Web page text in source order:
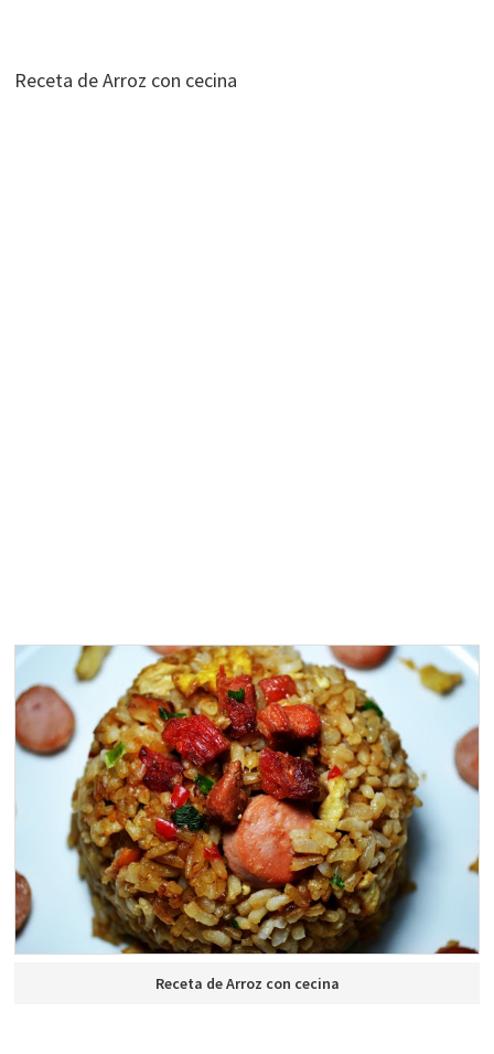
Receta de Arroz con cecina
Receta de Arroz con cecina